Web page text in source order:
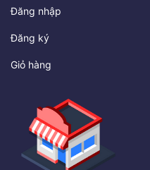
Đăng nhập
Đăng ký
Giỏ hàng